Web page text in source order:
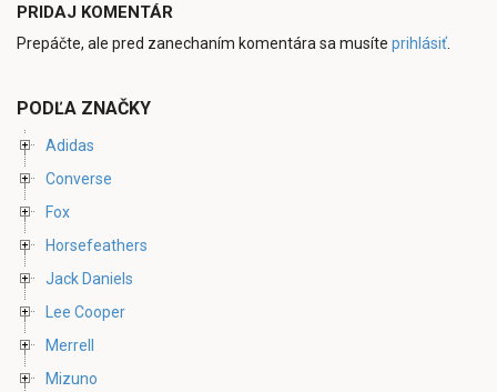
PRIDAJ KOMENTÁR
Prepáčte, ale pred zanechaním komentára sa musíte prihlásiť
PODĽA ZNAČKY
Adidas
Converse
Fox
Horsefeathers
Jack Daniels
Lee Cooper
Merrell
Mizuno